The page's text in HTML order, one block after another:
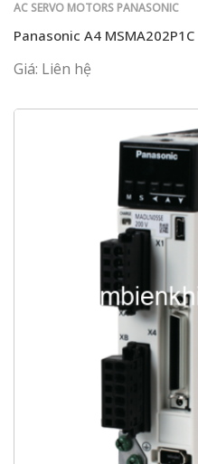
AC SERVO MOTORS PANASONIC
Panasonic A4 MSMA202P1C
Giá: Liên hệ